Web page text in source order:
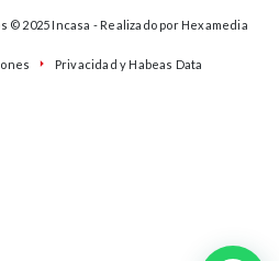
© 2025 Incasa - Realizado por Hexamedia
Privacidad y Habeas Data